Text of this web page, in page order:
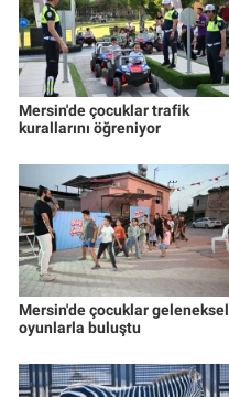
Mersin'de çocuklar trafik
kurallarını öğreniyor
Mersin'de çocuklar geleneksel
oyunlarla buluştu